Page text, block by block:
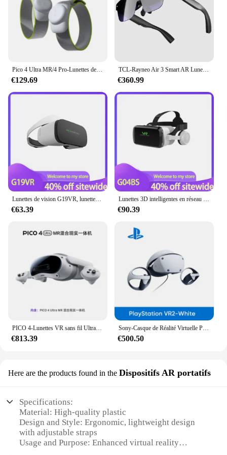
€129.69
TCL-Rayneo Air 3 Smart AR Lunettes en poly, Affichage HD, Écran portable, 120Hz, 1080P, Haute rafraîchissement, Lunettes VR angiScreen
€360.99
€63.39 €90.39
PICO 4-Lunettes VR sans fil Ultra MR 3D, réalité virtuelle 6DOF, affichage 4K pour le streaming, jeux, casque avancé personnalisé
€813.39
Sony-Casque de Réalité Virtuelle PlayStation VInter PS, Communiquer avec PS5 Playstation 5, Console PS VR
€500.50
Here are the products found in the Dispositifs AR portatifs
Specifications:
Material: High-quality plastic
Design and Style: Ergonomic, lightweight design
with adjustable straps
Usage and Purpose: Enhanced virtual reality